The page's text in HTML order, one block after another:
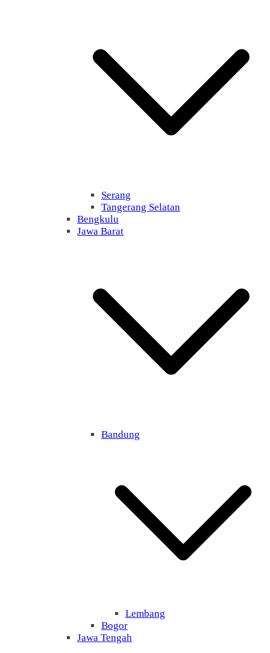
Serang
Tangerang Selatan
Bengkulu
Jawa Barat
Bandung
Lembang
Bogor
Jawa Tengah